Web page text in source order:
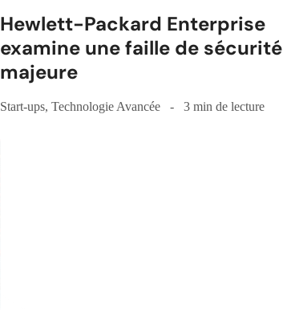
Hewlett-Packard Enterprise
examine une faille de sécurité
majeure
Start-ups, Technologie Avancée 3 min de lecture